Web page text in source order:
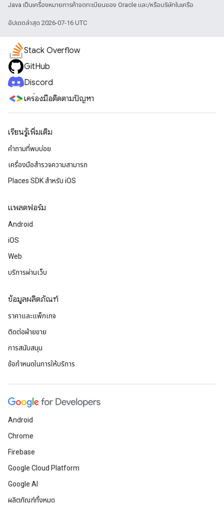
Java เป็นเครื่องหมายการค้าจดทะเบียนของ Oracle และ/หรือบริษัทในเครือ
อัปเดตล่าสุด 2026-07-16 UTC
Stack Overflow
GitHub
Discord
เครื่องมือติดตามปัญหา
เรียนรู้เพิ่มเติม
คำถามที่พบบ่อย
เครื่องมือสำรวจความสามารถ
Places SDK สำหรับ iOS
แพลตฟอร์ม
Android
iOS
Web
บริการผ่านเว็บ
ข้อมูลผลิตภัณฑ์
ราคาและแพ็กเกจ
ติดต่อฝ่ายขาย
การสนับสนุน
ข้อกำหนดในการให้บริการ
Android
Chrome
Firebase
Google Cloud Platform
Google AI
ผลิตภัณฑ์ทั้งหมด